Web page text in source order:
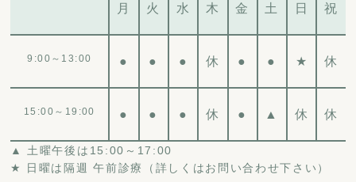
月 火 水 木 金 土 日 祝
9:00～13:00 ● ● ● 休 ● ● ★ 休
15:00～19:00 ● ● ● 休 ● ▲ 休 休
▲
土曜午後は15:00～17:00
★
日曜は隔週 午前診療（詳しくはお問い合わせ下さい）